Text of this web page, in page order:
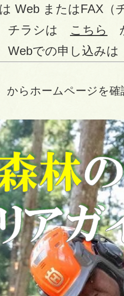
たはFAX（チ
は
こちら
申し込み
からホームページを確